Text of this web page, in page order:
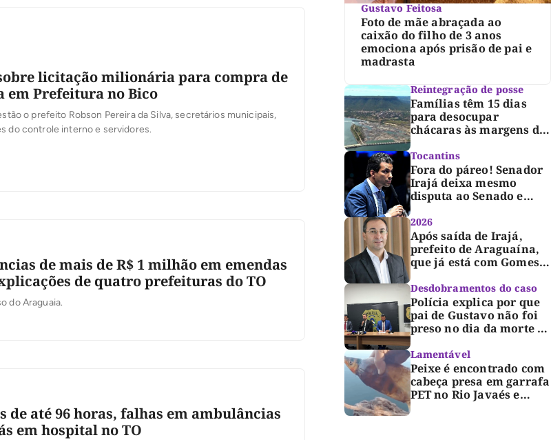
licitação milionária para compra de
Prefeitura no Bico
o prefeito Robson Pereira da Silva, secretários municipais,
do controle interno e servidores.
de mais de R$ 1 milhão em emendas
de quatro prefeituras do TO
do Araguaia.
de até 96 horas, falhas em ambulâncias
em hospital no TO
Gustavo Feitosa
Foto de mãe abraçada ao
caixão do filho de 3 anos
emociona após prisão de pai e
madrasta
Reintegração de posse
Famílias têm 15 dias
para desocupar
chácaras às margens do
lago de Lajeado,
determina Justiça
Tocantins
Fora do páreo! Senador
Irajá deixa mesmo
disputa ao Senado e
desabafa: “Saio deste
processo de cabeça
erguida, com gratidão e
respeito”
2026
Após saída de Irajá,
prefeito de Araguaína,
que já está com Gomes,
entra também na
campanha de Dimas e
fará anúncio oficial
Desdobramentos do caso
Polícia explica por que
pai de Gustavo não foi
preso no dia da morte e
detalha avanço da
investigação
Lamentável
Peixe é encontrado com
cabeça presa em garrafa
PET no Rio Javaés e
vídeo alerta para